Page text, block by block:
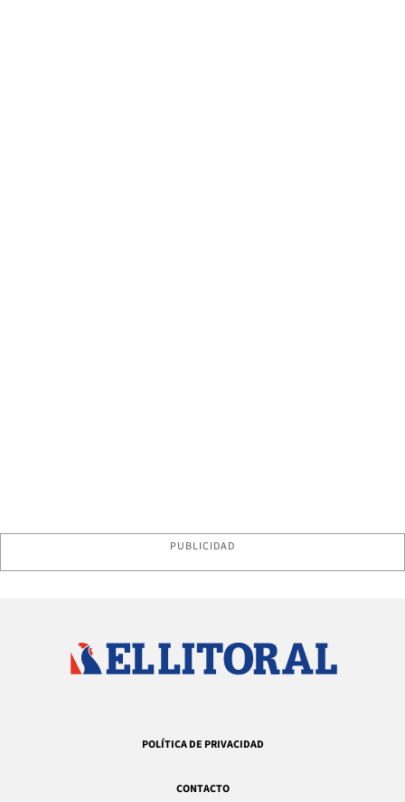
PUBLICIDAD
POLÍTICA DE PRIVACIDAD
CONTACTO